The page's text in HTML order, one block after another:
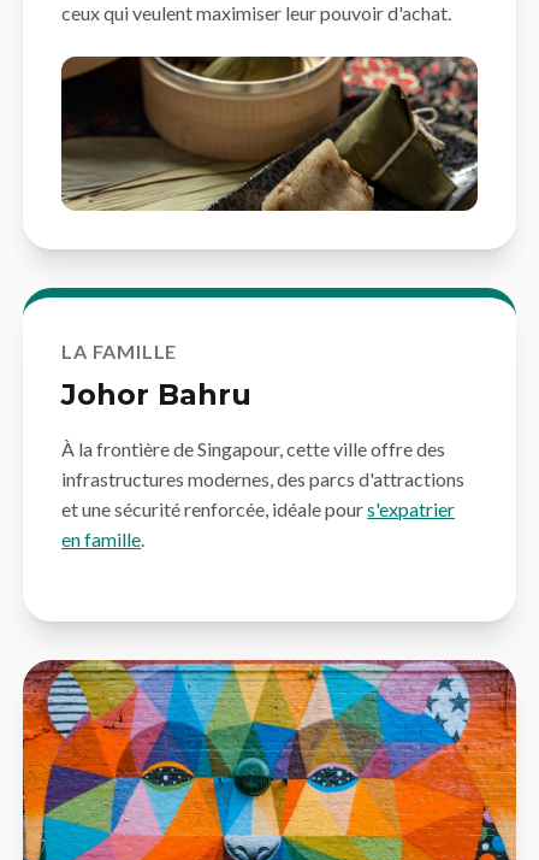
ceux qui veulent maximiser leur pouvoir d'achat.
LA FAMILLE
Johor Bahru
À la frontière de Singapour, cette ville offre des
infrastructures modernes, des parcs d'attractions
et une sécurité renforcée, idéale pours'expatrier
en famille.